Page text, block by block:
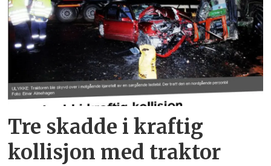
Tre skadde i kraftig
kollisjon med traktor